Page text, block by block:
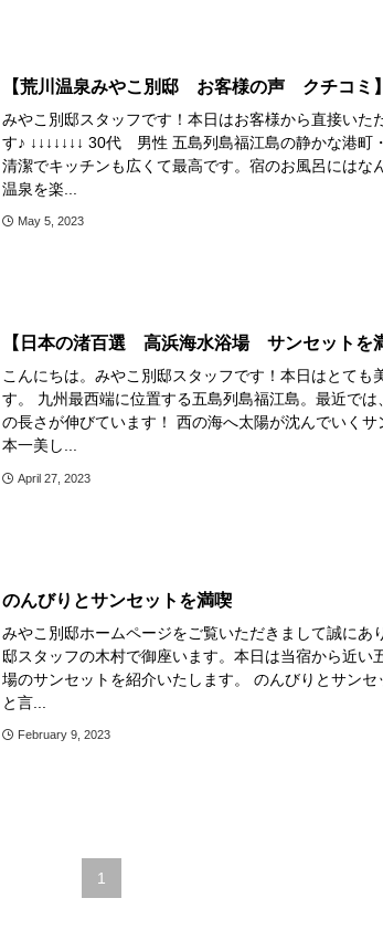
【荒川温泉みやこ別邸 お客様の声 クチコミ】
みやこ別邸スタッフです！本日はお客様から直接いた
す♪ ↓↓↓↓↓↓↓ 30代 男性 五島列島福江島の静かな港町
清潔でキッチンも広くて最高です。宿のお風呂にはな
温泉を楽...
May 5, 2023
【日本の渚百選 高浜海水浴場 サンセットを
こんにちは。みやこ別邸スタッフです！本日はとても
す。 九州最西端に位置する五島列島福江島。最近で
の長さが伸びています！ 西の海へ太陽が沈んでいく
本一美し...
April 27, 2023
のんびりとサンセットを満喫
みやこ別邸ホームページをご覧いただきまして誠にあ
邸スタッフの木村で御座います。本日は当宿から近い
場のサンセットを紹介いたします。 のんびりとサンセ
と言...
February 9, 2023
1